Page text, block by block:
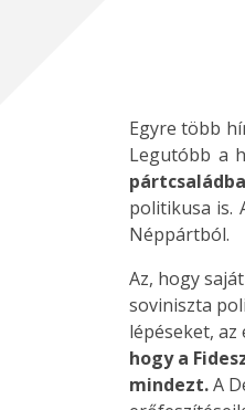
Egyre több
Legutóbb a
politikusa is.
Néppártból.
Az, hogy
soviniszta
lépéseket,
hogy a
mindezt.A